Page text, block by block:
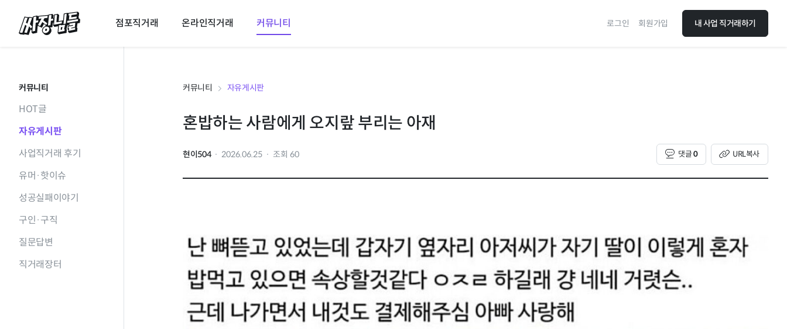
싸장님들 점포직거래 온라인직거래 커뮤니티 로그인 회원가입 내 사업 직거래하기
커뮤니티
HOT글
자유게시판
사업직거래 후기
유머·핫이슈
성공실패이야기
구인·구직
질문답변
직거래장터
커뮤니티 자유게시판
혼밥하는 사람에게 오지랖 부리는 아재
현이504 2026.06.25 조회 60 댓글0 URL복사